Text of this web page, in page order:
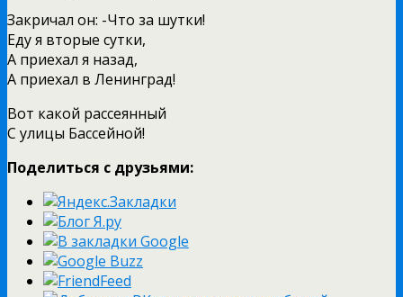
Закричал он: -Что за шутки!
Еду я вторые сутки,
А приехал я назад,
А приехал в Ленинград!
Вот какой рассеянный
С улицы Бассейной!
Поделиться с друзьями: